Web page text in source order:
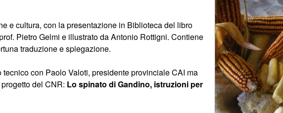
e cultura, con la presentazione in Biblioteca del libro
Pietro Gelmi e illustrato da Antonio Rottigni. Contiene
traduzione e spiegazione.
tecnico con Paolo Valoti, presidente provinciale CAI ma
del CNR: Lo spinato di Gandino, istruzioni per